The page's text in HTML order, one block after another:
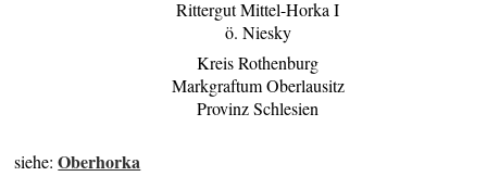
Rittergut Mittel-Horka I
ö. Niesky
Kreis Rothenburg
Markgraftum Oberlausitz
Provinz Schlesien
siehe:Oberhorka